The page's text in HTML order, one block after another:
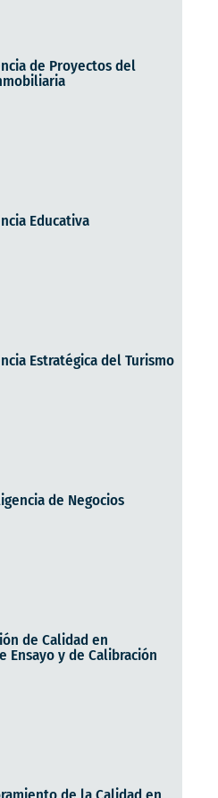
de Proyectos del
Educativa
Estratégica del Turismo
de Negocios
de Calidad en
Ensayo y de Calibración